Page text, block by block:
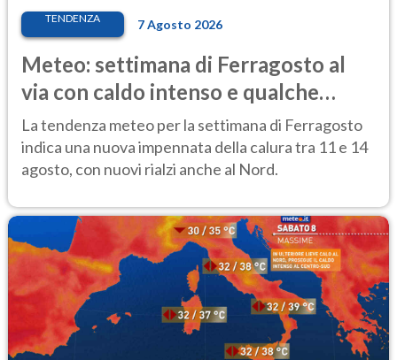
TENDENZA 7 Agosto 2026
Meteo: settimana di Ferragosto al
via con caldo intenso e qualche
temporale
La tendenza meteo per la settimana di Ferragosto
indica una nuova impennata della calura tra 11 e 14
agosto, con nuovi rialzi anche al Nord.